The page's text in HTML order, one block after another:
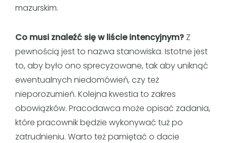
mazurskim.
Co musi znaleźć się w liście intencyjnym? Z
pewnością jest to nazwa stanowiska. Istotne jest
to, aby było ono sprecyzowane, tak aby uniknąć
ewentualnych niedomówień, czy też
nieporozumień. Kolejna kwestia to zakres
obowiązków. Pracodawca może opisać zadania,
które pracownik będzie wykonywać tuż po
zatrudnieniu. Warto też pamiętać o dacie